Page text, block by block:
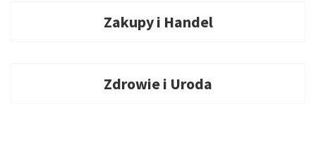
Zakupy i Handel
Zdrowie i Uroda